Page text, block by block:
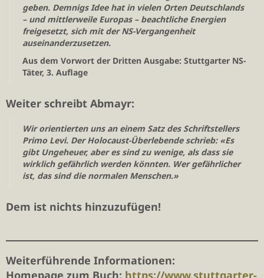
geben. Demnigs Idee hat in vielen Orten Deutschlands
– und mittlerweile Europas – beachtliche Energien
freigesetzt, sich mit der NS-Vergangenheit
auseinanderzusetzen.
Aus dem Vorwort der Dritten Ausgabe: Stuttgarter NS-
Täter, 3. Auflage
Weiter schreibt Abmayr:
Wir orientierten uns an einem Satz des Schriftstellers
Primo Levi. Der Holocaust-Überlebende schrieb: «Es
gibt Ungeheuer, aber es sind zu wenige, als dass sie
wirklich gefährlich werden könnten. Wer gefährlicher
ist, das sind die normalen Menschen.»
Dem ist nichts hinzuzufügen!
Weiterführende Informationen: